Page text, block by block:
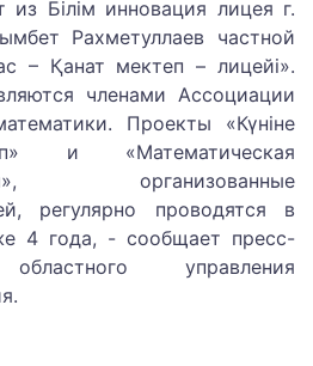
из Білім инновация лицея г.
Рахметуллаев частной
– Қанат мектеп – лицейі».
членами Ассоциации
Проекты «Күніне
и «Математическая
организованные
регулярно проводятся в
4 года, - сообщает пресс-
управления